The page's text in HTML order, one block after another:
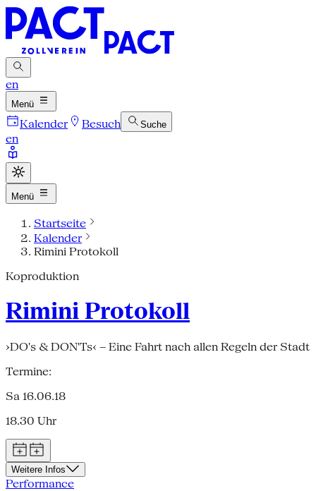
en
Menü
Kalender Besuch Suche
en
Menü
Startseite
Kalender
Rimini Protokoll
Koproduktion
Rimini Protokoll
›DO's & DON'Ts‹ – Eine Fahrt nach allen Regeln der Stadt
Termine:
Sa 16.06.18
18.30 Uhr
Weitere Infos
Performance